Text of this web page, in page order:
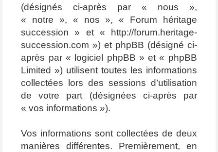
(désignés ci-après par « nous »,
« notre », « nos », « Forum héritage
succession » et « http://forum.heritage-
succession.com ») et phpBB (désigné ci-
après par « logiciel phpBB » et « phpBB
Limited ») utilisent toutes les informations
collectées lors des sessions d’utilisation
de votre part (désignées ci-après par
« vos informations »).
Vos informations sont collectées de deux
manières différentes. Premièrement, en